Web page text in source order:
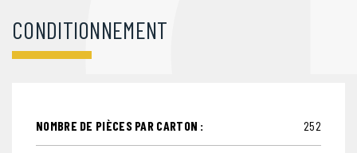
CONDITIONNEMENT
NOMBRE DE PIÈCES PAR CARTON : 252